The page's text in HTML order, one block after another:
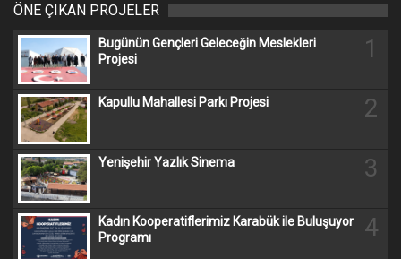
ÖNE ÇIKAN PROJELER
Bugünün Gençleri Geleceğin Meslekleri
Projesi
1
Kapullu Mahallesi Parkı Projesi 2
Yenişehir Yazlık Sinema 3
Kadın Kooperatiflerimiz Karabük ile Buluşuyor
Programı
4